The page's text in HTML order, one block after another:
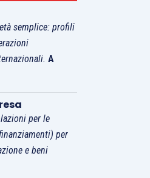
semplice: profili
A
per le
per
e beni